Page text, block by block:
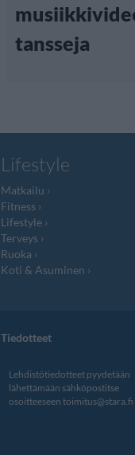
tansseja
Lifestyle
Matkailu
Fitness
Lifestyle
Terveys
Ruoka
Koti & Asuminen
Tiedotteet
Lehdistötiedotteet pyydetään
lähettämään sähköpostitse
osoitteeseen toimitus@stara.fi